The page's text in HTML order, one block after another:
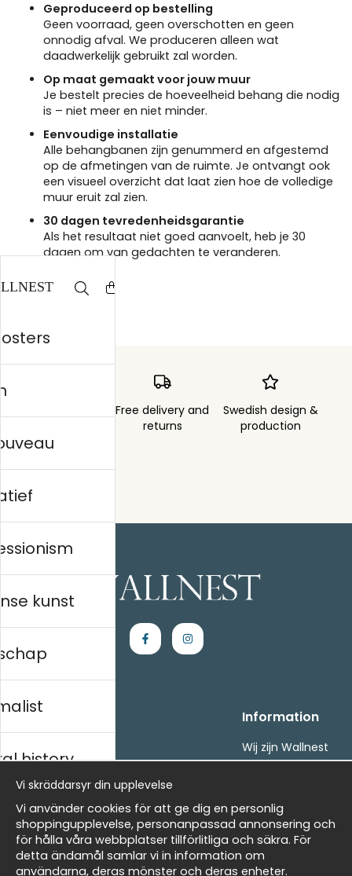
Geproduceerd op bestelling
Geen voorraad, geen overschotten en geen
onnodig afval. We produceren alleen wat
daadwerkelijk gebruikt zal worden.
Op maat gemaakt voor jouw muur
Je bestelt precies de hoeveelheid behang die nodig
is – niet meer en niet minder.
Eenvoudige installatie
Alle behangbanen zijn genummerd en afgestemd
op de afmetingen van de ruimte. Je ontvangt ook
een visueel overzicht dat laat zien hoe de volledige
muur eruit zal zien.
30 dagen tevredenheidsgarantie
Als het resultaat niet goed aanvoelt, heb je 30
dagen om van gedachten te veranderen.
Free delivery and
returns
Swedish design &
production
Handla
Villkor
- Returer och återbetalningar
Om cookies
Mina favoriter
Information
Wij zijn Wallnest
FAQ
Nieuwsbrief
kunst
history
Vi skräddarsyr din upplevelse
Vi använder cookies för att ge dig en personlig
shoppingupplevelse, personanpassad annonsering och
för hålla våra webbplatser tillförlitliga och säkra. För
detta ändamål samlar vi in information om
användarna, deras mönster och deras enheter.